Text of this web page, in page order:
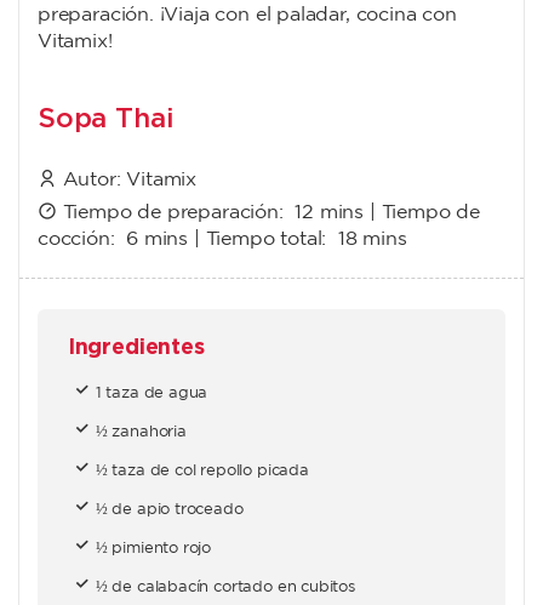
preparación. ¡Viaja con el paladar, cocina con
Vitamix!
Sopa Thai
Autor: Vitamix
Tiempo de preparación:12 mins | Tiempo de
cocción: 6 mins | Tiempo total: 18 mins
Ingredientes
1 taza de agua
½ zanahoria
½ taza de col repollo picada
½ de apio troceado
½ pimiento rojo
½ de calabacín cortado en cubitos